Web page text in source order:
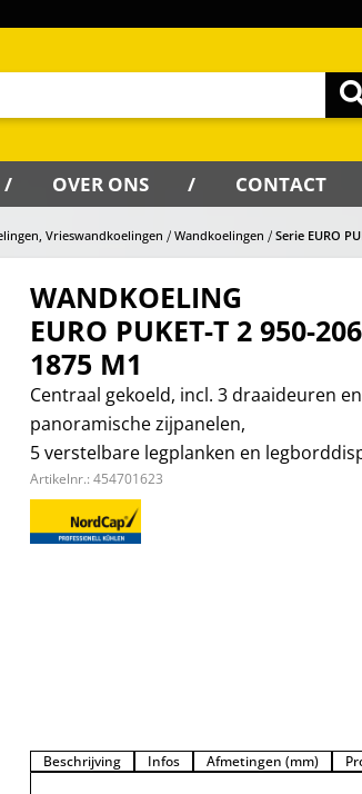
OVER ONS CONTACT
Vrieswandkoelingen Wandkoelingen Serie EURO
WANDKOELING
EURO PUKET-T 2 950-206
1875 M1
Centraal gekoeld, incl. 3 draaideuren en
panoramische zijpanelen,
5 verstelbare legplanken en
Artikelnr.: 454701623
Beschrijving Infos Afmetingen (mm)